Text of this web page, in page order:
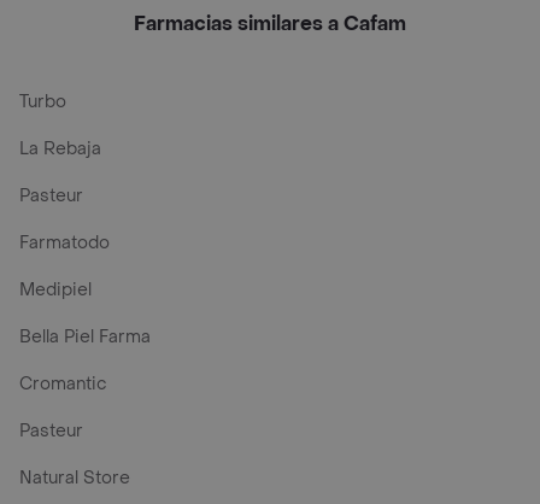
Farmacias similares a Cafam
Turbo
La Rebaja
Pasteur
Farmatodo
Medipiel
Bella Piel Farma
Cromantic
Pasteur
Natural Store